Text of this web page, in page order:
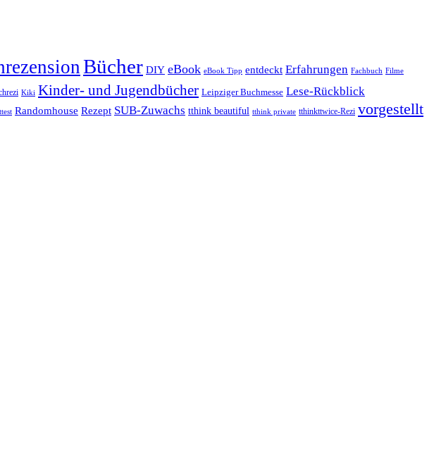
Bücher DIY eBook eBook Tipp entdeckt Erfahrungen Fachbuch Filme
Kiki Kinder- und Jugendbücher Leipziger Buchmesse Lese-Rückblick
Randomhouse Rezept SUB-Zuwachs tthink beautiful tthink private tthinkttwice-Rezi vorgestellt